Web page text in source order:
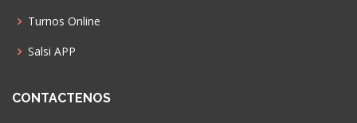
Turnos Online
Salsi APP
CONTACTENOS